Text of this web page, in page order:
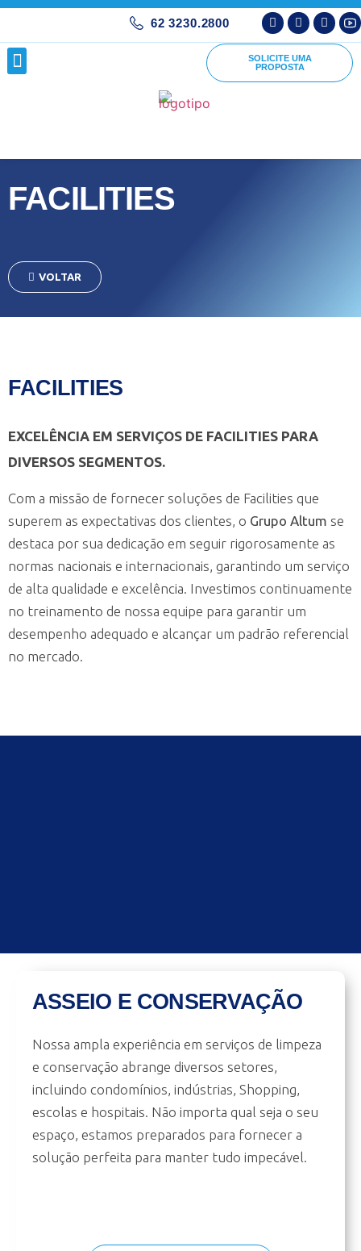
62 3230.2800
SOLICITE UMA
PROPOSTA
FACILITIES
VOLTAR
FACILITIES
EXCELÊNCIA EM SERVIÇOS DE FACILITIES PARA
DIVERSOS SEGMENTOS.
Com a missão de fornecer soluções de Facilities que
superem as expectativas dos clientes, o Grupo Altum se
destaca por sua dedicação em seguir rigorosamente as
normas nacionais e internacionais, garantindo um serviço
de alta qualidade e excelência. Investimos continuamente
no treinamento de nossa equipe para garantir um
desempenho adequado e alcançar um padrão referencial
no mercado.
ASSEIO E CONSERVAÇÃO
Nossa ampla experiência em serviços de limpeza
e conservação abrange diversos setores,
incluindo condomínios, indústrias, Shopping,
escolas e hospitais. Não importa qual seja o seu
espaço, estamos preparados para fornecer a
solução perfeita para manter tudo impecável.